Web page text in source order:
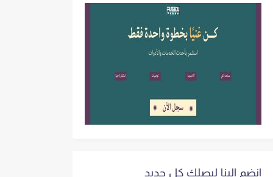
انضم الينا ليصلك كل جديد